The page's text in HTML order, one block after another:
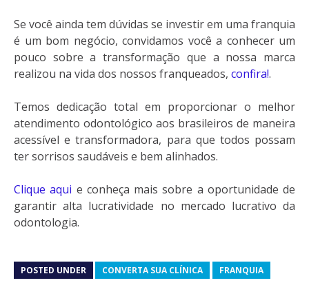
Se você ainda tem dúvidas se investir em uma franquia
é um bom negócio, convidamos você a conhecer um
pouco sobre a transformação que a nossa marca
realizou na vida dos nossos franqueados, confira!.
Temos dedicação total em proporcionar o melhor
atendimento odontológico aos brasileiros de maneira
acessível e transformadora, para que todos possam
ter sorrisos saudáveis e bem alinhados.
Clique aqui e conheça mais sobre a oportunidade de
garantir alta lucratividade no mercado lucrativo da
odontologia.
POSTED UNDER CONVERTA SUA CLÍNICA FRANQUIA